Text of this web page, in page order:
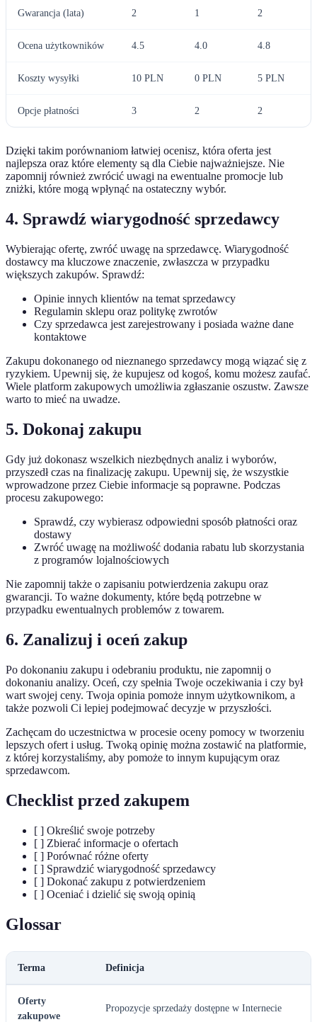
Gwarancja (lata) 2 1 2
Ocena użytkowników 4.5 4.0 4.8
Koszty wysyłki 10 PLN 0 PLN 5 PLN
Opcje płatności 3 2 2
Dzięki takim porównaniom łatwiej ocenisz, która oferta jest
najlepsza oraz które elementy są dla Ciebie najważniejsze. Nie
zapomnij również zwrócić uwagi na ewentualne promocje lub
zniżki, które mogą wpłynąć na ostateczny wybór.
4. Sprawdź wiarygodność sprzedawcy
Wybierając ofertę, zwróć uwagę na sprzedawcę. Wiarygodność
dostawcy ma kluczowe znaczenie, zwłaszcza w przypadku
większych zakupów. Sprawdź:
Opinie innych klientów na temat sprzedawcy
Regulamin sklepu oraz politykę zwrotów
Czy sprzedawca jest zarejestrowany i posiada ważne dane
kontaktowe
Zakupu dokonanego od nieznanego sprzedawcy mogą wiązać się z
ryzykiem. Upewnij się, że kupujesz od kogoś, komu możesz zaufać.
Wiele platform zakupowych umożliwia zgłaszanie oszustw. Zawsze
warto to mieć na uwadze.
5. Dokonaj zakupu
Gdy już dokonasz wszelkich niezbędnych analiz i wyborów,
przyszedł czas na finalizację zakupu. Upewnij się, że wszystkie
wprowadzone przez Ciebie informacje są poprawne. Podczas
procesu zakupowego:
Sprawdź, czy wybierasz odpowiedni sposób płatności oraz
dostawy
Zwróć uwagę na możliwość dodania rabatu lub skorzystania
z programów lojalnościowych
Nie zapomnij także o zapisaniu potwierdzenia zakupu oraz
gwarancji. To ważne dokumenty, które będą potrzebne w
przypadku ewentualnych problemów z towarem.
6. Zanalizuj i oceń zakup
Po dokonaniu zakupu i odebraniu produktu, nie zapomnij o
dokonaniu analizy. Oceń, czy spełnia Twoje oczekiwania i czy był
wart swojej ceny. Twoja opinia pomoże innym użytkownikom, a
także pozwoli Ci lepiej podejmować decyzje w przyszłości.
Zachęcam do uczestnictwa w procesie oceny pomocy w tworzeniu
lepszych ofert i usług. Twoką opinię można zostawić na platformie,
z której korzystaliśmy, aby pomoże to innym kupującym oraz
sprzedawcom.
Checklist przed zakupem
[ ] Określić swoje potrzeby
[ ] Zbierać informacje o ofertach
[ ] Porównać różne oferty
[ ] Sprawdzić wiarygodność sprzedawcy
[ ] Dokonać zakupu z potwierdzeniem
[ ] Oceniać i dzielić się swoją opinią
Glossar
Terma Definicja
Oferty
zakupowe
Propozycje sprzedaży dostępne w Internecie